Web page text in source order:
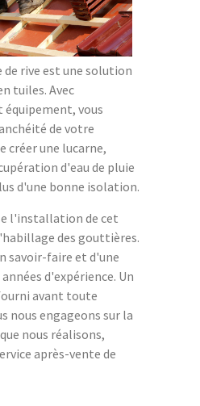
rive est une solution
tuiles. Avec
vous
de votre
une lucarne,
d'eau de pluie
d'une bonne isolation.
l'installation de cet
des gouttières.
savoir-faire et d'une
d'expérience. Un
avant toute
nous engageons sur la
nous réalisons,
après-vente de